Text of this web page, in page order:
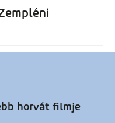
horvát filmje